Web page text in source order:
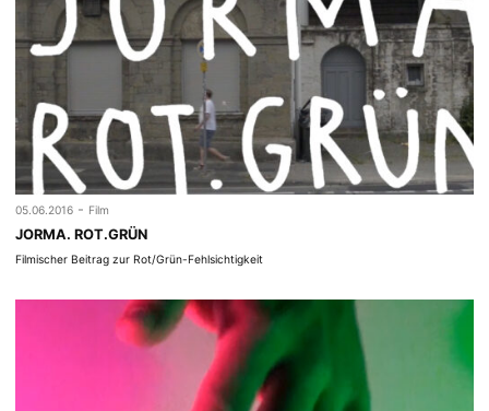
05.06.2016 - Film
JORMA. ROT.GRÜN
Filmischer Beitrag zur Rot/Grün-Fehlsichtigkeit